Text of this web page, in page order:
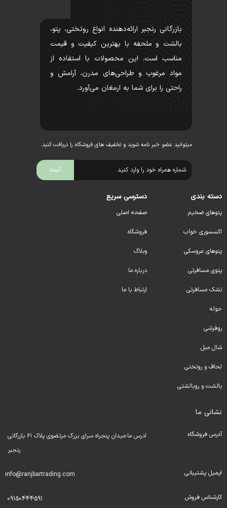
بازرگانی رنجبر ارائه‌دهنده انواع روتختی، پتو،
بالشت و ملحفه با بهترین کیفیت و قیمت
مناسب است. این محصولات با استفاده از
مواد مرغوب و طراحی‌های مدرن، آرامش و
راحتی را برای شما به ارمغان می‌آورد.
میتوانید عضو خبر نامه شوید و تخفیف های فروشگاه را دریافت کنید.
دسته بندی
پتوهای ضخیم
اکسسوری خواب
پتوهای عروسکی
پتوی مسافرتی
تشک مسافرتی
حوله
روفرشی
شال مبل
لحاف و روتختی
بالشت و روبالشتی
دسترسی سریع
صفحه اصلی
فروشگاه
وبلاگ
درباره ما
ارتباط با ما
نشانی ما
آدرس فروشگاه
ادرس ما:میدان پنجراه سرای بزرگ مرتضوی پلاک ۶۱ بازرگانی
رنجبر
ایمیل پشتیبانی info@ranjbartrading.com
کارشناس فروش 09150444591